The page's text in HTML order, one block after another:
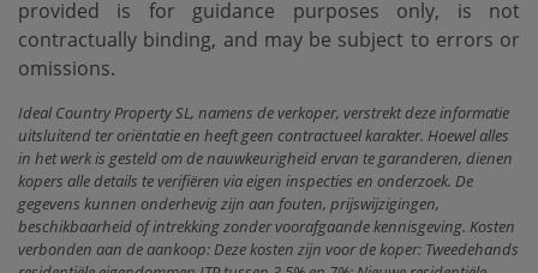
‌provided is for guidance purposes only, is not
‌contractually ‌binding, and may ‌be ‌subject ‌to ‌errors ‌or
‌omissions.
Ideal Country Property SL, namens de verkoper, verstrekt deze informatie
uitsluitend ter oriëntatie en heeft geen contractueel karakter. Hoewel alles
in het werk is gesteld om de nauwkeurigheid ervan te garanderen, dienen
kopers alle details te verifiëren via eigen inspecties en onderzoek. De
gegevens kunnen onderhevig zijn aan fouten, prijswijzigingen,
beschikbaarheid of intrekking zonder voorafgaande kennisgeving. Kosten
verbonden aan de aankoop: Deze kosten zijn voor de koper: Tweedehands